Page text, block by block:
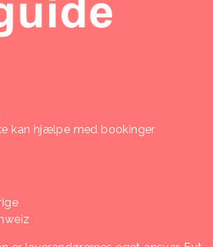
kan hjælpe med bookinger